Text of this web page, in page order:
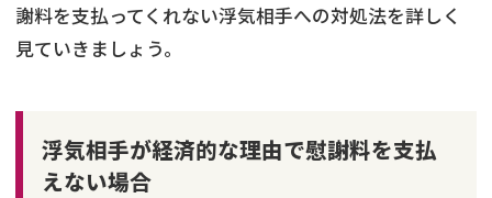
謝料を支払ってくれない浮気相手への対処法を詳しく
見ていきましょう。
浮気相手が経済的な理由で慰謝料を支払
えない場合